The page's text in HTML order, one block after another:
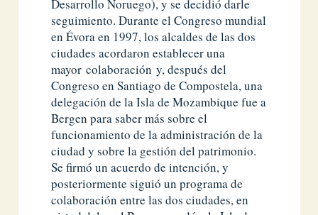
Desarrollo Noruego), y se decidió darle
seguimiento. Durante el Congreso mundial
en Évora en 1997, los alcaldes de las dos
ciudades acordaron establecer una
mayor colaboración y, después del
Congreso en Santiago de Compostela, una
delegación de la Isla de Mozambique fue a
Bergen para saber más sobre el
funcionamiento de la administración de la
ciudad y sobre la gestión del patrimonio.
Se firmó un acuerdo de intención, y
posteriormente siguió un programa de
colaboración entre las dos ciudades, en